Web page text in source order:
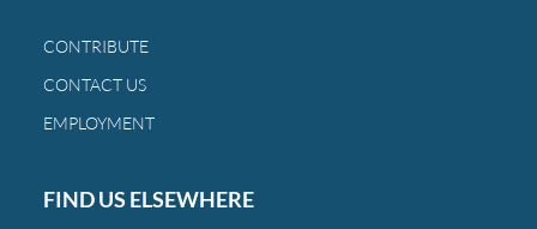
CONTRIBUTE
CONTACT US
EMPLOYMENT
FIND US ELSEWHERE